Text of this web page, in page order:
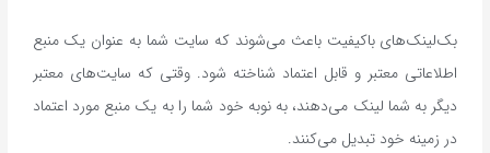
بک‌لینک‌های باکیفیت باعث می‌شوند که سایت شما به عنوان یک منبع
اطلاعاتی معتبر و قابل اعتماد شناخته شود. وقتی که سایت‌های معتبر
دیگر به شما لینک می‌دهند، به نوبه خود شما را به یک منبع مورد اعتماد
در زمینه خود تبدیل می‌کنند.